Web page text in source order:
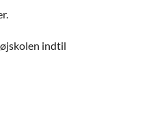
indtil